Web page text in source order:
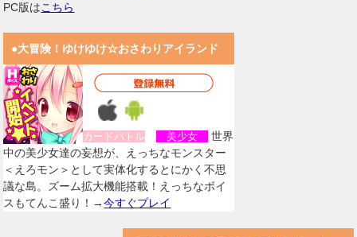
PC版はこちら
●大冒険！ゆけゆけ☆おさわりアイランド
カードバトル 美少女
世界
中の美少女達の妄想が、えっちなモンスター
＜えろモン＞として実体化するとにかく不思
議な島。ズーム拡大機能搭載！えっちなボイ
スもてんこ盛り！→今すぐプレイ